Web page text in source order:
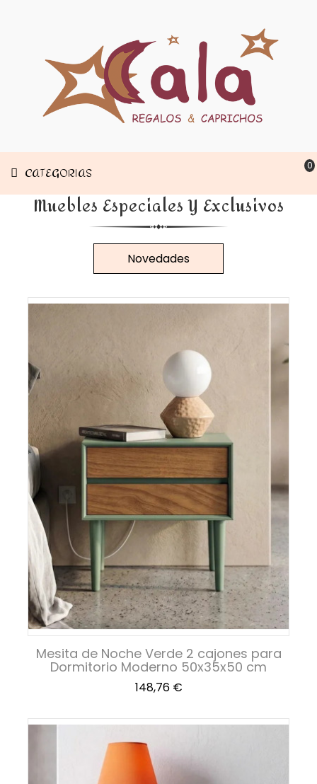
CATEGORIAS 0
Decoración
Estancias
Muebles Especiales Y Exclusivos
Novedades
Mesita de Noche Verde 2 cajones para
Dormitorio Moderno 50x35x50 cm
Precio
148,76 €